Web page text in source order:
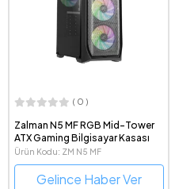
( 0 )
Zalman N5 MF RGB Mid-Tower
ATX Gaming Bilgisayar Kasası
Ürün Kodu: ZM N5 MF
Gelince Haber Ver